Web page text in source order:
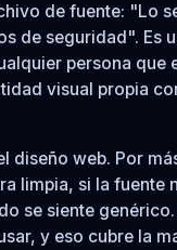
de fuente: "Lo
de seguridad". Es
persona que
visual propia
diseño web. Por
limpia, si la fuente
se siente
y eso cubre la